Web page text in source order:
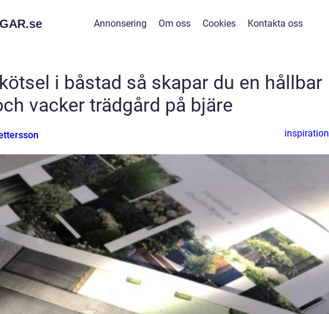
se Annonsering Om oss Cookies Kontakta oss
i båstad så skapar du en hållbar
vacker trädgård på bjäre
inspiration